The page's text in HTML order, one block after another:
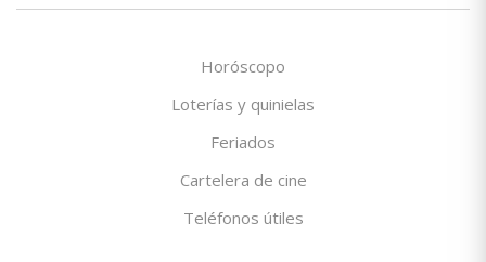
Horóscopo
Loterías y quinielas
Feriados
Cartelera de cine
Teléfonos útiles